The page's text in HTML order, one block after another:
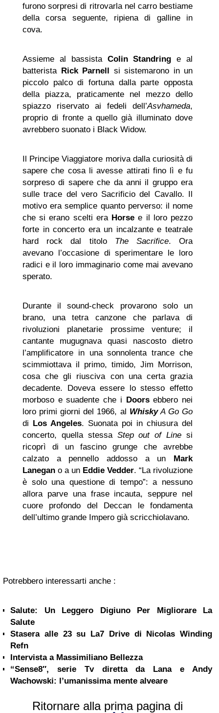
furono sorpresi di ritrovarla nel carro bestiame
della corsa seguente, ripiena di galline in
cova.
Assieme al bassista Colin Standring e al
batterista Rick Parnell si sistemarono in un
piccolo palco di fortuna dalla parte opposta
della piazza, praticamente nel mezzo dello
spiazzo riservato ai fedeli dell’Asvhameda,
proprio di fronte a quello già illuminato dove
avrebbero suonato i Black Widow.
Il Principe Viaggiatore moriva dalla curiosità di
sapere che cosa li avesse attirati fino lì e fu
sorpreso di sapere che da anni il gruppo era
sulle trace del vero Sacrificio del Cavallo. Il
motivo era semplice quanto perverso: il nome
che si erano scelti era Horse e il loro pezzo
forte in concerto era un incalzante e teatrale
hard rock dal titoloThe Sacrifice. Ora
avevano l’occasione di sperimentare le loro
radici e il loro immaginario come mai avevano
sperato.
Durante il sound-check provarono solo un
brano, una tetra canzone che parlava di
rivoluzioni planetarie prossime venture; il
cantante mugugnava quasi nascosto dietro
l’amplificatore in una sonnolenta trance che
scimmiottava il primo, timido, Jim Morrison,
cosa che gli riusciva con una certa grazia
decadente. Doveva essere lo stesso effetto
morboso e suadente che i Doorsebbero nei
loro primi giorni del 1966, al WhiskyA Go Go
di Los Angeles. Suonata poi in chiusura del
concerto, quella stessa Step out of Line si
ricoprì di un fascino grunge che avrebbe
calzato a pennello addosso a un Mark
Lanegan o a un Eddie Vedder. “La rivoluzione
è solo una questione di tempo”: a nessuno
allora parve una frase incauta, seppure nel
cuore profondo del Deccan le fondamenta
dell’ultimo grande Impero già scricchiolavano.
Potrebbero interessarti anche :
Salute: Un Leggero Digiuno Per Migliorare La
Salute
Stasera alle 23 su La7 Drive di Nicolas Winding
Refn
Intervista a Massimiliano Bellezza
“Sense8″, serie Tv diretta da Lana e Andy
Wachowski: l’umanissima mente alveare
Ritornare alla prima pagina di